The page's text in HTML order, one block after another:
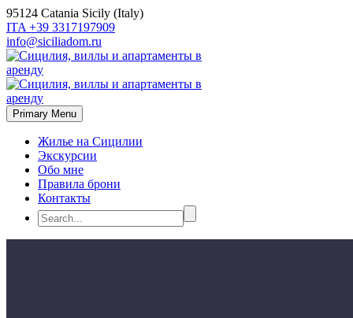
95124 Catania Sicily (Italy)
ITA +39 3317197909
info@siciliadom.ru
Primary Menu
Жилье на Сицилии
Экскурсии
Обо мне
Правила брони
Контакты